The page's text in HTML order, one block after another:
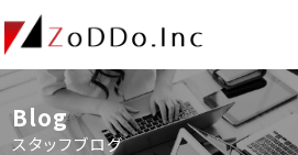
Blog
スタッフブログ